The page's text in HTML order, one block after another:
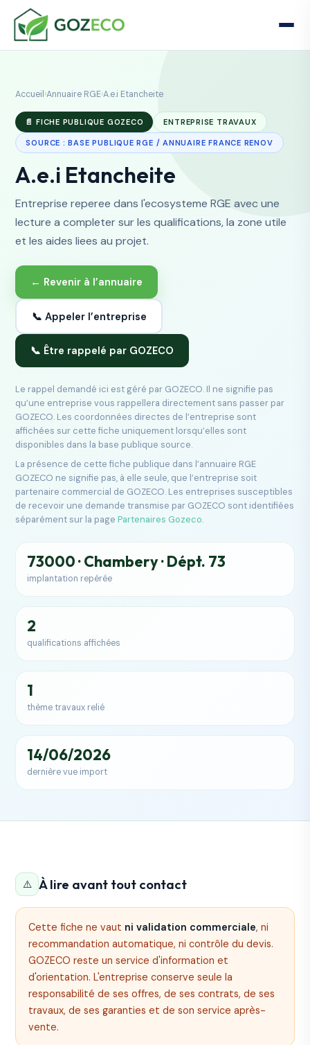
Accueil ›Annuaire RGE›A.e.i Etancheite
📄 FICHE PUBLIQUE GOZECO ENTREPRISE TRAVAUX
SOURCE : BASE PUBLIQUE RGE / ANNUAIRE FRANCE RENOV
A.e.i Etancheite
Entreprise reperee dans l'ecosysteme RGE avec une
lecture a completer sur les qualifications, la zone utile
et les aides liees au projet.
← Revenir à l’annuaire
📞 Appeler l’entreprise
📞 Être rappelé par GOZECO
Le rappel demandé ici est géré par GOZECO. Il ne signifie pas
qu’une entreprise vous rappellera directement sans passer par
GOZECO. Les coordonnées directes de l’entreprise sont
affichées sur cette fiche uniquement lorsqu’elles sont
disponibles dans la base publique source.
La présence de cette fiche publique dans l’annuaire RGE
GOZECO ne signifie pas, à elle seule, que l’entreprise soit
partenaire commercial de GOZECO. Les entreprises susceptibles
de recevoir une demande transmise par GOZECO sont identifiées
séparément sur la pagePartenaires Gozeco.
73000 · Chambery · Dépt. 73
implantation repérée
2
qualifications affichées
1
thème travaux relié
14/06/2026
dernière vue import
⚠️ À lire avant tout contact
Cette fiche ne vaut ni validation commerciale, ni
recommandation automatique, ni contrôle du devis.
GOZECO reste un service d'information et
d'orientation. L'entreprise conserve seule la
responsabilité de ses offres, de ses contrats, de ses
travaux, de ses garanties et de son service après-
vente.